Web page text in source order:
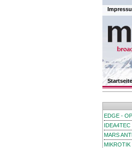
Startseite
EDGE -
MARS
MIKROTIK